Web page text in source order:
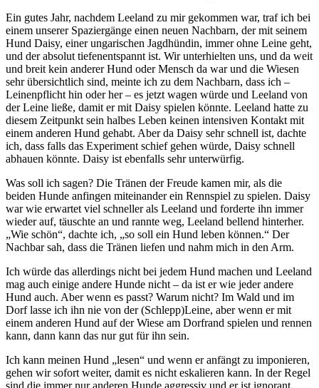
Ein gutes Jahr, nachdem Leeland zu mir gekommen war, traf ich bei
einem unserer Spaziergänge einen neuen Nachbarn, der mit seinem
Hund Daisy, einer ungarischen Jagdhündin, immer ohne Leine geht,
und der absolut tiefenentspannt ist. Wir unterhielten uns, und da weit
und breit kein anderer Hund oder Mensch da war und die Wiesen
sehr übersichtlich sind, meinte ich zu dem Nachbarn, dass ich –
Leinenpflicht hin oder her – es jetzt wagen würde und Leeland von
der Leine ließe, damit er mit Daisy spielen könnte. Leeland hatte zu
diesem Zeitpunkt sein halbes Leben keinen intensiven Kontakt mit
einem anderen Hund gehabt. Aber da Daisy sehr schnell ist, dachte
ich, dass falls das Experiment schief gehen würde, Daisy schnell
abhauen könnte. Daisy ist ebenfalls sehr unterwürfig.
Was soll ich sagen? Die Tränen der Freude kamen mir, als die
beiden Hunde anfingen miteinander ein Rennspiel zu spielen. Daisy
war wie erwartet viel schneller als Leeland und forderte ihn immer
wieder auf, täuschte an und rannte weg, Leeland bellend hinterher.
„Wie schön“, dachte ich, „so soll ein Hund leben können.“ Der
Nachbar sah, dass die Tränen liefen und nahm mich in den Arm.
Ich würde das allerdings nicht bei jedem Hund machen und Leeland
mag auch einige andere Hunde nicht – da ist er wie jeder andere
Hund auch. Aber wenn es passt? Warum nicht? Im Wald und im
Dorf lasse ich ihn nie von der (Schlepp)Leine, aber wenn er mit
einem anderen Hund auf der Wiese am Dorfrand spielen und rennen
kann, dann kann das nur gut für ihn sein.
Ich kann meinen Hund „lesen“ und wenn er anfängt zu imponieren,
gehen wir sofort weiter, damit es nicht eskalieren kann. In der Regel
sind die immer nur anderen Hunde aggressiv und er ist ignorant.